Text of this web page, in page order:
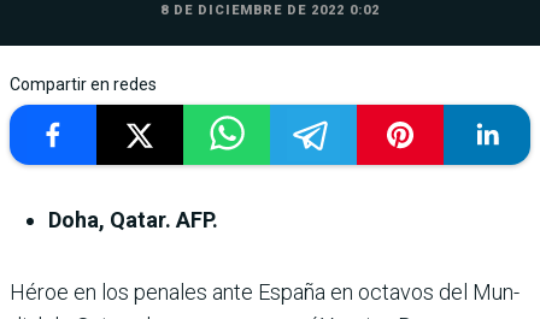
8 DE DICIEMBRE DE 2022 0:02
Compartir en redes
Doha, Qatar. AFP.
Héroe en los penales ante España en octavos del Mun­